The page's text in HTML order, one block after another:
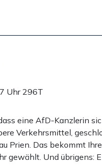
Uhr 296T
eine AfD-Kanzlerin
Verkehrsmittel,
Prien. Das bekommt
gewählt. Und übrigens: